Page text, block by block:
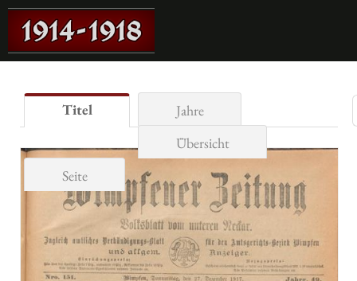
Titel
Jahre
Übersicht
Seite